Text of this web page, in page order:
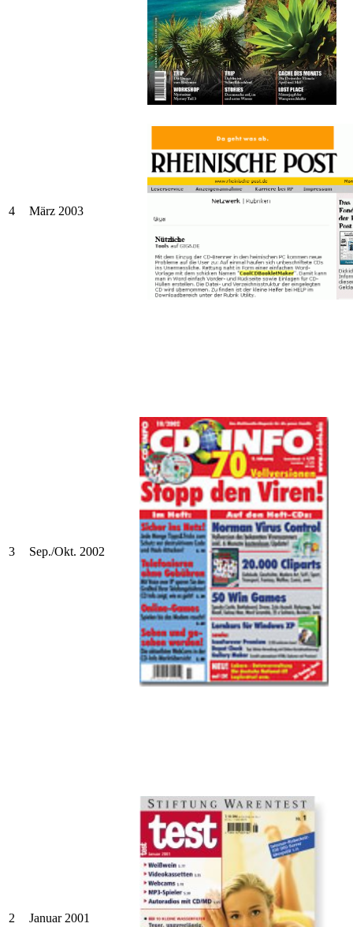
4 März 2003
3 Sep./Okt. 2002
2 Januar 2001